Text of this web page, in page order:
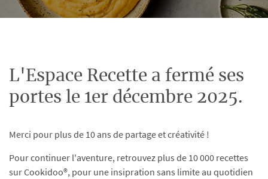
L'Espace Recette a fermé ses
portes le 1er décembre 2025.
Merci pour plus de 10 ans de partage et créativité !
Pour continuer l'aventure, retrouvez plus de 10 000 recettes
sur Cookidoo®, pour une insipration sans limite au quotidien